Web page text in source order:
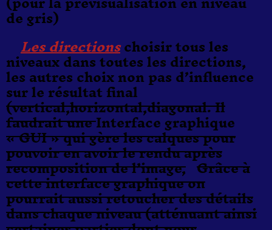
de gris)
Les directionschoisir tous les
niveaux dans toutes les directions,
les autres choix non pas d’influence
sur le résultat final
(vertical,horizontal,diagonal. Il
faudrait uneInterface graphique
« GUI » qui gère les calques pour
pouvoir en avoir le rendu après
recomposition de l’image, Grâce à
cette interface graphique on
pourrait aussi retoucher des détails
dans chaque niveau (atténuant ainsi